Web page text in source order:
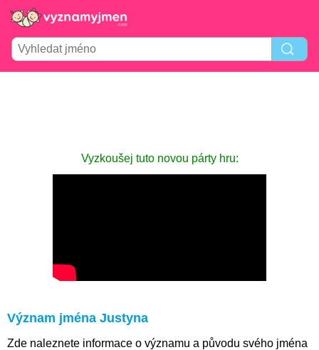
Vyzkoušej tuto novou párty hru:
Význam jména Justyna
Zde naleznete informace o významu a původu svého jména